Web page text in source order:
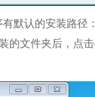
默认的安装路径
的文件夹后，点